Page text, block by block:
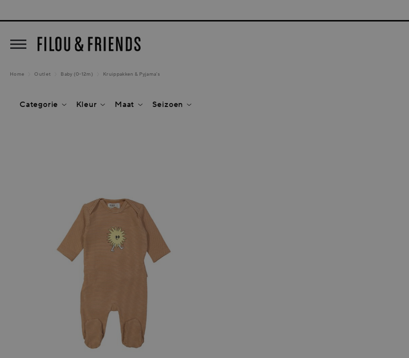
Home Outlet Baby (0-12m) Kruippakken & Pyjama's
Categorie Kleur Maat Seizoen